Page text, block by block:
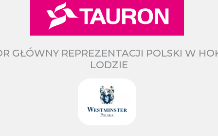
GŁÓWNY REPREZENTACJI POLSKI W
LODZIE